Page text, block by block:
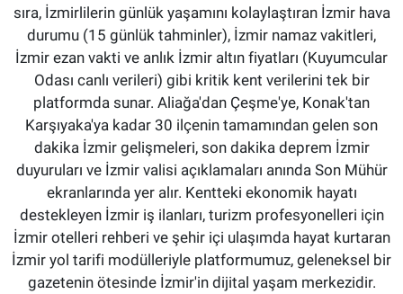
sıra, İzmirlilerin günlük yaşamını kolaylaştıran İzmir hava
durumu (15 günlük tahminler), İzmir namaz vakitleri,
İzmir ezan vakti ve anlık İzmir altın fiyatları (Kuyumcular
Odası canlı verileri) gibi kritik kent verilerini tek bir
platformda sunar. Aliağa'dan Çeşme'ye, Konak'tan
Karşıyaka'ya kadar 30 ilçenin tamamından gelen son
dakika İzmir gelişmeleri, son dakika deprem İzmir
duyuruları ve İzmir valisi açıklamaları anında Son Mühür
ekranlarında yer alır. Kentteki ekonomik hayatı
destekleyen İzmir iş ilanları, turizm profesyonelleri için
İzmir otelleri rehberi ve şehir içi ulaşımda hayat kurtaran
İzmir yol tarifi modülleriyle platformumuz, geleneksel bir
gazetenin ötesinde İzmir'in dijital yaşam merkezidir.